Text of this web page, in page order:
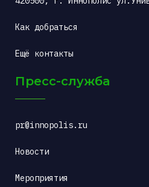
Как добраться
Ещё контакты
Пресс-служба
pr@innopolis.ru
Новости
Мероприятия